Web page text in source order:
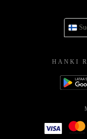
HANKI